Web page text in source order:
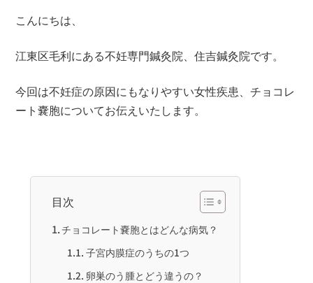
こんにちは、
江東区毛利にある不妊専門鍼灸院、住吉鍼灸院です。
今回は不妊症の原因にもなりやすい女性疾患、チョコレ
ート嚢胞についてお伝えいたします。
目次
チョコレート嚢胞とはどんな病気？
子宮内膜症のうちの1つ
卵巣のう腫とどう違うの？